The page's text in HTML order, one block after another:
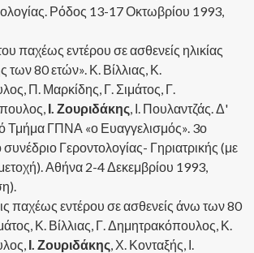
Ρόδος 13-17 Οκτωβρίου 1993,
παχέως εντέρου σε ασθενείς ηλικίας
των 80 ετών». Κ. Βίλλιας, Κ.
Π. Μαρκίδης, Γ. Σιμάτος, Γ.
Ι. Ζουριδάκης , Ι. Πουλαντζάς. Δ'
Τμήμα ΓΠΝΑ «ο Ευαγγελισμός». 3ο
Γεροντολογίας- Γηριατρικής (με
Αθήνα 2-4 Δεκεμβρίου 1993,
παχέως εντέρου σε ασθενείς άνω των 80
Κ. Βίλλιας, Γ. Δημητρακόπουλος, Κ.
Ι. Ζουριδάκης , Χ. Κονταξής, Ι.